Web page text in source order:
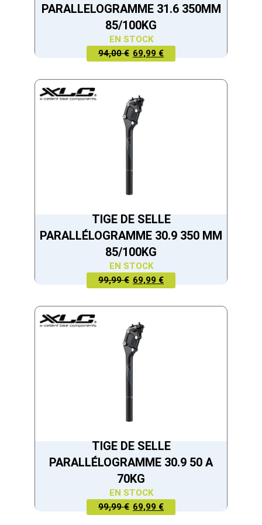
PARALLELOGRAMME 31.6 350MM
85/100KG
EN STOCK
94,00 €
LE PRIX
ÉTAIT :
94,00 €.
69,99 €
LE PRIX
EST :
69,99 €.
TIGE DE SELLE
PARALLÉLOGRAMME 30.9 350 MM
85/100KG
EN STOCK
99,99 €
LE PRIX
ÉTAIT :
99,99 €.
69,99 €
LE PRIX
EST :
69,99 €.
TIGE DE SELLE
PARALLÉLOGRAMME 30.9 50 A
70KG
EN STOCK
99,99 €
LE PRIX
69,99 €
LE PRIX